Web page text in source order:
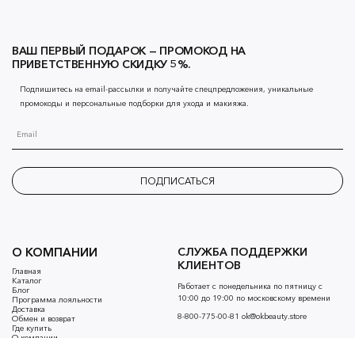
О КОМПАНИИ
Главная
Каталог
Блог
Программа лояльности
Доставка
Обмен и возврат
Где купить
СЛУЖБА ПОДДЕРЖКИ
КЛИЕНТОВ
Работает с понедельника по пятницу с
10:00 до 19:00 по московскому времени
8-800-775-00-81 ok@okbeauty.store
ВАШ ПЕРВЫЙ ПОДАРОК — ПРОМОКОД НА
ПРИВЕТСТВЕННУЮ СКИДКУ 5%.
Подпишитесь на email-рассылки и получайте спецпредложения, уникальные
промокоды и персональные подборки для ухода и макияжа.
ПОДПИСАТЬСЯ